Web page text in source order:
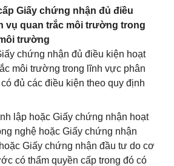
Giấy chứng nhận đủ điều
vụ quan trắc môi trường trong
trường
chứng nhận đủ điều kiện hoạt
môi trường trong lĩnh vực phân
đủ các điều kiện theo quy định
lập hoặc Giấy chứng nhận hoạt
nghệ hoặc Giấy chứng nhận
Giấy chứng nhận đầu tư do cơ
có thẩm quyền cấp trong đó có